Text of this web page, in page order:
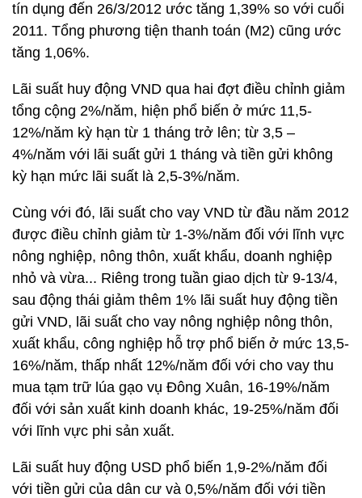
tín dụng đến 26/3/2012 ước tăng 1,39% so với cuối
2011. Tổng phương tiện thanh toán (M2) cũng ước
tăng 1,06%.
Lãi suất huy động VND qua hai đợt điều chỉnh giảm
tổng cộng 2%/năm, hiện phổ biến ở mức 11,5-
12%/năm kỳ hạn từ 1 tháng trở lên; từ 3,5 –
4%/năm với lãi suất gửi 1 tháng và tiền gửi không
kỳ hạn mức lãi suất là 2,5-3%/năm.
Cùng với đó, lãi suất cho vay VND từ đầu năm 2012
được điều chỉnh giảm từ 1-3%/năm đối với lĩnh vực
nông nghiệp, nông thôn, xuất khẩu, doanh nghiệp
nhỏ và vừa... Riêng trong tuần giao dịch từ 9-13/4,
sau động thái giảm thêm 1% lãi suất huy động tiền
gửi VND, lãi suất cho vay nông nghiệp nông thôn,
xuất khẩu, công nghiệp hỗ trợ phổ biến ở mức 13,5-
16%/năm, thấp nhất 12%/năm đối với cho vay thu
mua tạm trữ lúa gạo vụ Đông Xuân, 16-19%/năm
đối với sản xuất kinh doanh khác, 19-25%/năm đối
với lĩnh vực phi sản xuất.
Lãi suất huy động USD phổ biến 1,9-2%/năm đối
với tiền gửi của dân cư và 0,5%/năm đối với tiền